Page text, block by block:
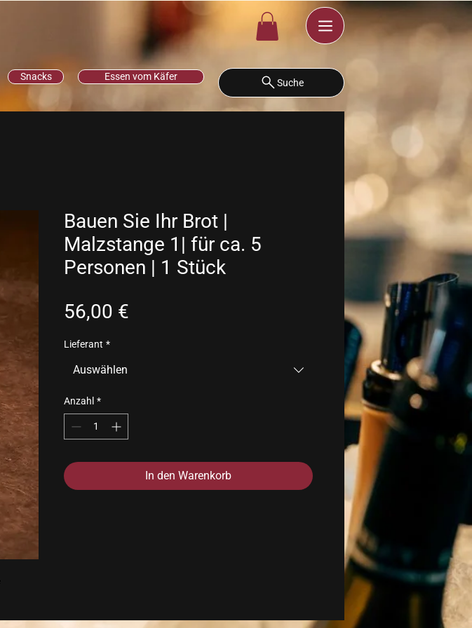
Snacks Essen vom Käfer
Suche
Bauen Sie Ihr Brot |
Malzstange 1| für ca. 5
Personen | 1 Stück
56,00 €
Lieferant *
Auswählen
Anzahl *
In den Warenkorb